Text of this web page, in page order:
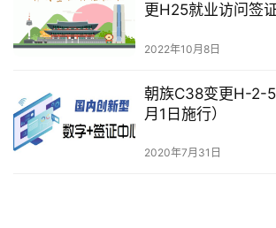
更H25就业访问签
2022年10月8日
朝族C38变更H-2-
月1日施行）
2020年7月31日